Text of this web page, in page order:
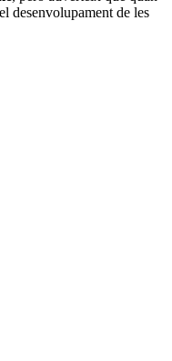
desenvolupament de les